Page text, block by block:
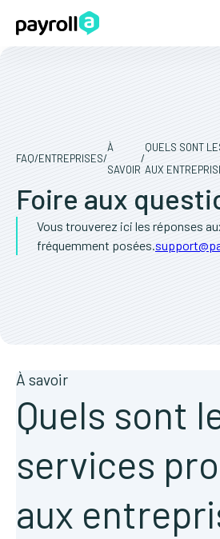
FAQ/ENTREPRISES/
À
SAVOIR
/
QUELS SONT
AUX
Foire aux
Vous trouverez ici les réponses
fréquemment posées.
À savoir
Quels sont
services
aux